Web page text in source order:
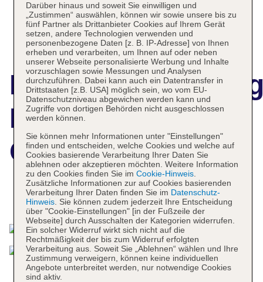
Eurostars
Conquistador
Das bietet Ihre Unterkunft
Darüber hinaus und soweit Sie einwilligen und
„Zustimmen“ auswählen, können wir sowie unsere bis zu
fünf Partner als Drittanbieter Cookies auf Ihrem Gerät
setzen, andere Technologien verwenden und
personenbezogene Daten [z. B. IP-Adresse] von Ihnen
erheben und verarbeiten, um Ihnen auf oder neben
unserer Webseite personalisierte Werbung und Inhalte
vorzuschlagen sowie Messungen und Analysen
durchzuführen. Dabei kann auch ein Datentransfer in
Drittstaaten [z.B. USA] möglich sein, wo vom EU-
Datenschutzniveau abgewichen werden kann und
Zugriffe von dortigen Behörden nicht ausgeschlossen
werden können.
Sie können mehr Informationen unter "Einstellungen"
finden und entscheiden, welche Cookies und welche auf
Cookies basierende Verarbeitung Ihrer Daten Sie
ablehnen oder akzeptieren möchten. Weitere Information
zu den Cookies finden Sie im Cookie-Hinweis.
Zusätzliche Informationen zur auf Cookies basierenden
Verarbeitung Ihrer Daten finden Sie im Datenschutz-
Hinweis. Sie können zudem jederzeit Ihre Entscheidung
über "Cookie-Einstellungen" [in der Fußzeile der
Webseite] durch Ausschalten der Kategorien widerrufen.
Ein solcher Widerruf wirkt sich nicht auf die
Rechtmäßigkeit der bis zum Widerruf erfolgten
Verarbeitung aus. Soweit Sie „Ablehnen“ wählen und Ihre
Zustimmung verweigern, können keine individuellen
Angebote unterbreitet werden, nur notwendige Cookies
sind aktiv.